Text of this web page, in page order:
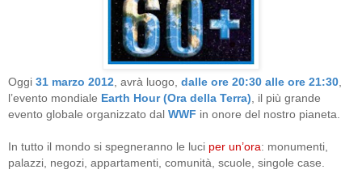
Oggi 31 marzo 2012 , avrà luogo, dalle ore 20:30 alle ore 21:30
l’evento mondiale Earth Hour (Ora della Terra) , il più grande
evento globale organizzato dal WWF in onore del nostro pianeta.
In tutto il mondo si spegneranno le luci per un’ora: monumenti,
palazzi, negozi, appartamenti, comunità, scuole, singole case.